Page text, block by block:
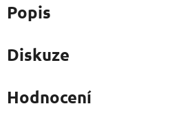
Popis
Diskuze
Hodnocení